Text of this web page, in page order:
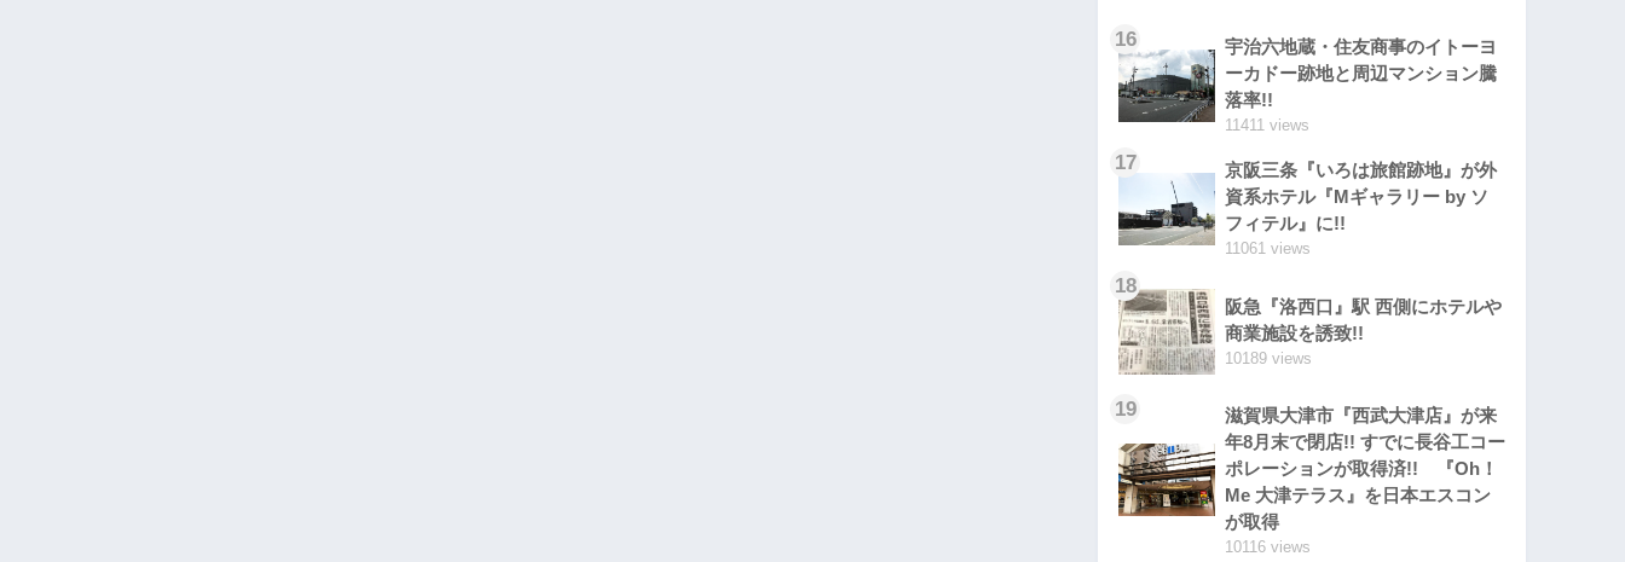
16
宇治六地蔵・住友商事のイトーヨ
ーカドー跡地と周辺マンション騰
落率!!
11411 views
17
京阪三条『いろは旅館跡地』が外
資系ホテル『Mギャラリー by ソ
フィテル』に!!
11061 views
18
阪急『洛西口』駅 西側にホテルや
商業施設を誘致!!
10189 views
19
滋賀県大津市『西武大津店』が来
年8月末で閉店!! すでに長谷工コー
ポレーションが取得済!! 『Oh！
Me 大津テラス』を日本エスコン
が取得
10116 views